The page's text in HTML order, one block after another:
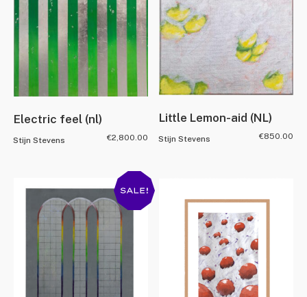
Electric feel (nl)
Stijn Stevens €2,800.00
Little Lemon-aid (NL)
Stijn Stevens €850.00